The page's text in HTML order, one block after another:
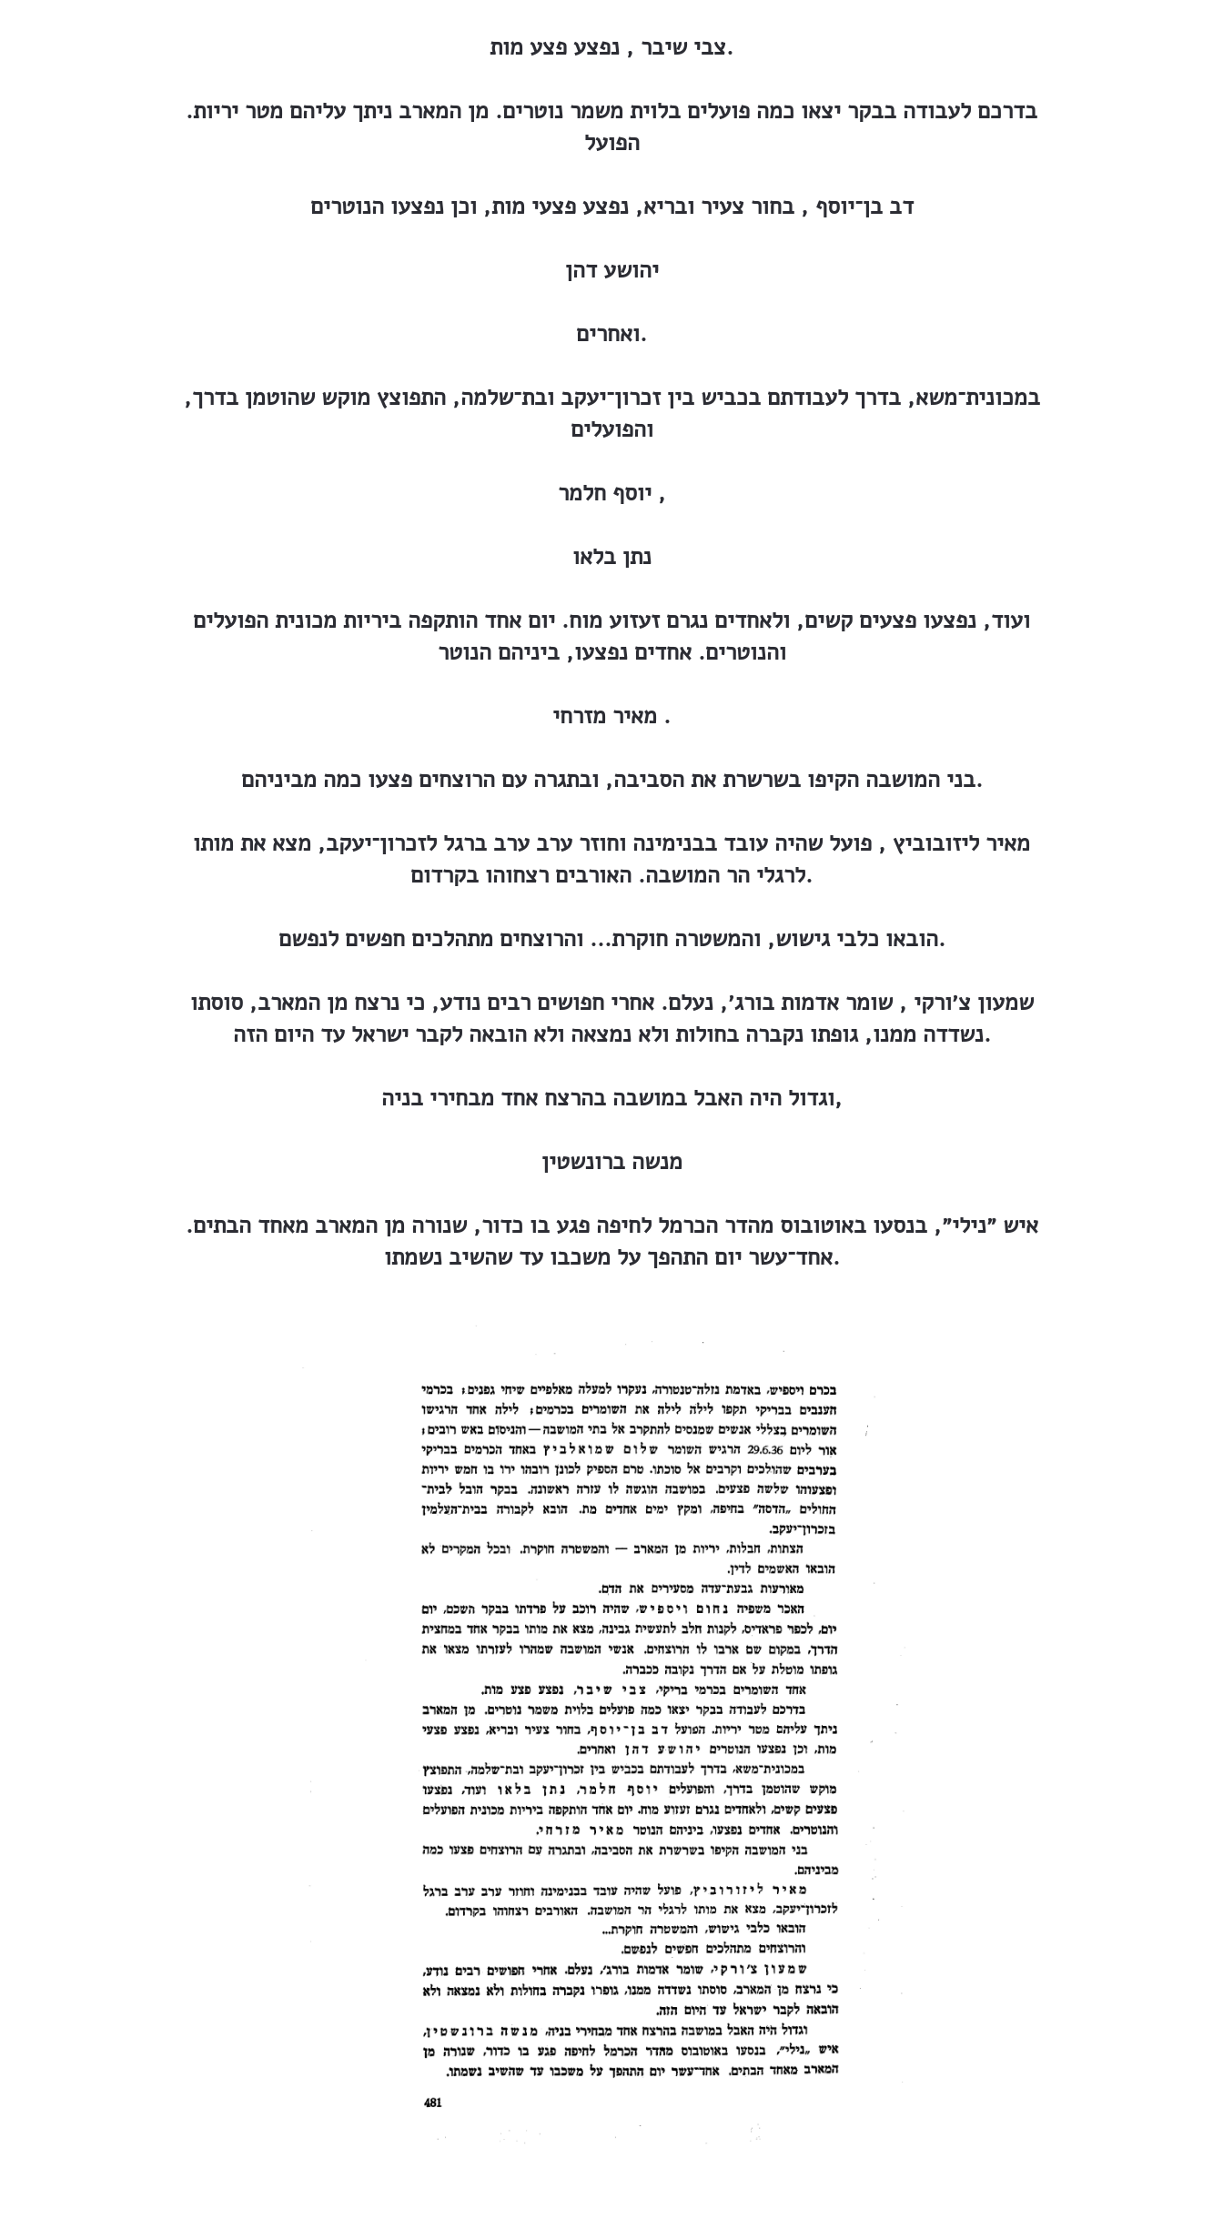
צבי שיבר , נפצע פצע מות.
בדרכם לעבודה בבקר יצאו כמה פועלים בלוית משמר נוטרים. מן המארב ניתך עליהם מטר יריות.
הפועל
דב בן־יוסף , בחור צעיר ובריא, נפצע פצעי מות, וכן נפצעו הנוטרים
יהושע דהן
ואחרים.
במכונית־משא, בדרך לעבודתם בכביש בין זכרון־יעקב ובת־שלמה, התפוצץ מוקש שהוטמן בדרך,
והפועלים
יוסף חלמר ,
נתן בלאו
ועוד, נפצעו פצעים קשים, ולאחדים נגרם זעזוע מוח. יום אחד הותקפה ביריות מכונית הפועלים
והנוטרים. אחדים נפצעו, ביניהם הנוטר
מאיר מזרחי .
בני המושבה הקיפו בשרשרת את הסביבה, ובתגרה עם הרוצחים פצעו כמה מביניהם.
מאיר ליזובוביץ , פועל שהיה עובד בבנימינה וחוזר ערב ערב ברגל לזכרון־יעקב, מצא את מותו
לרגלי הר המושבה. האורבים רצחוהו בקרדום.
הובאו כלבי גישוש, והמשטרה חוקרת... והרוצחים מתהלכים חפשים לנפשם.
שמעון צ׳ורקי , שומר אדמות בורג׳, נעלם. אחרי חפושים רבים נודע, כי נרצח מן המארב, סוסתו
נשדדה ממנו, גופתו נקברה בחולות ולא נמצאה ולא הובאה לקבר ישראל עד היום הזה.
וגדול היה האבל במושבה בהרצח אחד מבחירי בניה,
מנשה ברונשטין
איש ״נילי״, בנסעו באוטובוס מהדר הכרמל לחיפה פגע בו כדור, שנורה מן המארב מאחד הבתים.
אחד־עשר יום התהפך על משכבו עד שהשיב נשמתו.